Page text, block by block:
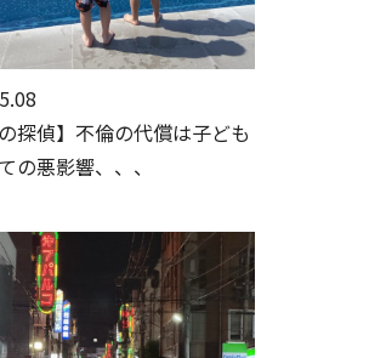
の探偵】不倫の代償は子ども
の悪影響、、、